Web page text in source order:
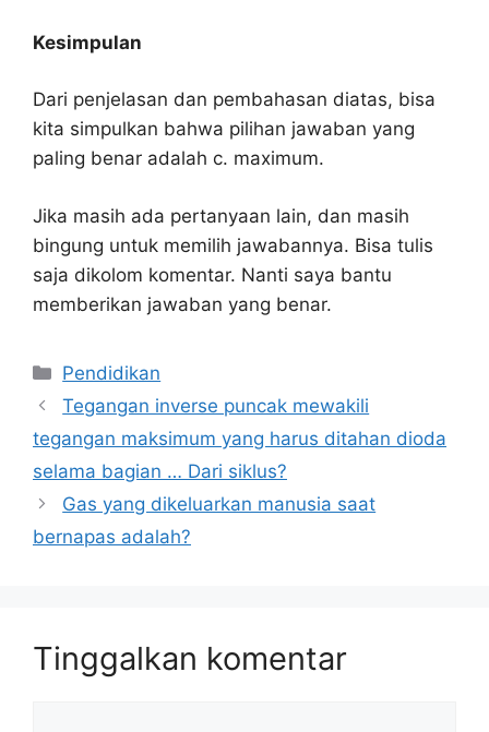
Kesimpulan
Dari penjelasan dan pembahasan diatas, bisa
kita simpulkan bahwa pilihan jawaban yang
paling benar adalah c. maximum.
Jika masih ada pertanyaan lain, dan masih
bingung untuk memilih jawabannya. Bisa tulis
saja dikolom komentar. Nanti saya bantu
memberikan jawaban yang benar.
Kategori
Pendidikan
Tegangan inverse puncak mewakili
tegangan maksimum yang harus ditahan dioda
selama bagian … Dari siklus?
Gas yang dikeluarkan manusia saat
bernapas adalah?
Tinggalkan komentar